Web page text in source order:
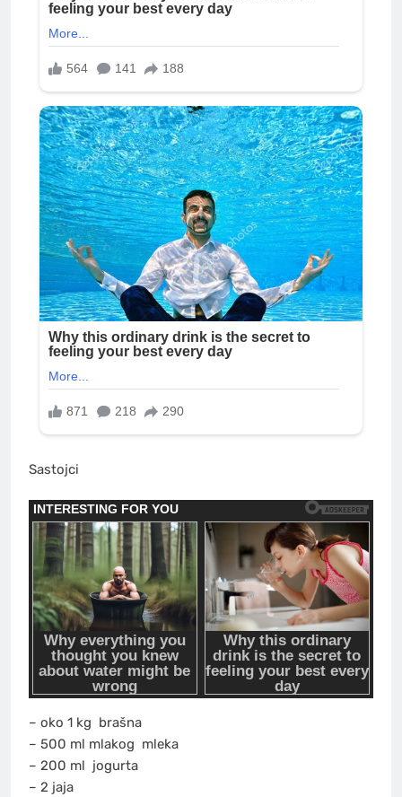
Sastojci
– oko 1 kg brašna
– 500 ml mlakog mleka
– 200 ml jogurta
– 2 jaja